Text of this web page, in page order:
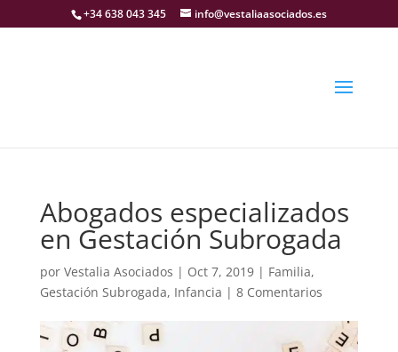
+34 638 043 345 info@vestaliaasociados.es
Abogados especializados
en Gestación Subrogada
por Vestalia Asociados | Oct 7, 2019| Familia,
Gestación Subrogada, Infancia | 8 Comentarios